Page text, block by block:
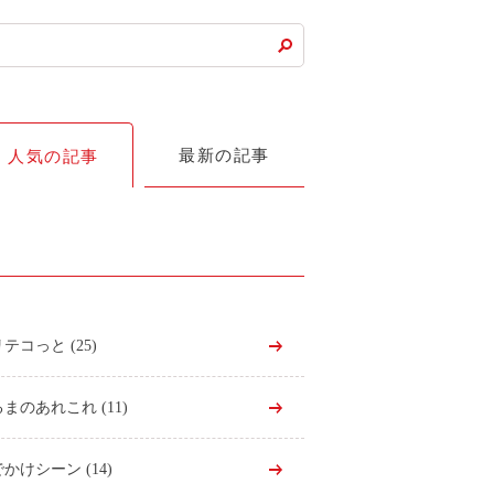
人気の記事 最新の記事
テコっと (25)
まのあれこれ (11)
かけシーン (14)